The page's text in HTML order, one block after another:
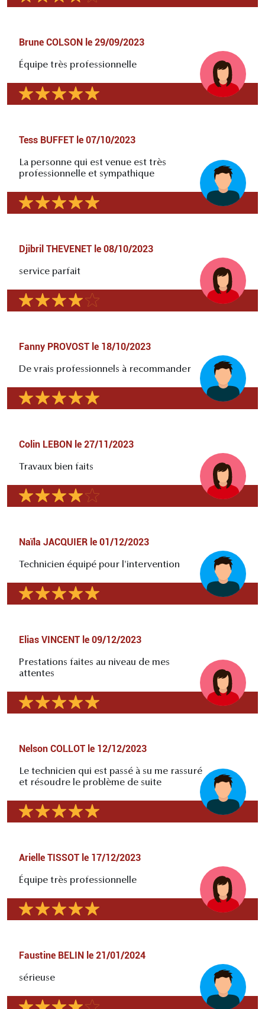
Brune COLSON le 29/09/2023
Équipe très professionnelle
Tess BUFFET le 07/10/2023
La personne qui est venue est très
professionnelle et sympathique
Djibril THEVENET le 08/10/2023
service parfait
Fanny PROVOST le 18/10/2023
De vrais professionnels à recommander
Colin LEBON le 27/11/2023
Travaux bien faits
Naïla JACQUIER le 01/12/2023
Technicien équipé pour l'intervention
Elias VINCENT le 09/12/2023
Prestations faites au niveau de mes
attentes
Nelson COLLOT le 12/12/2023
Le technicien qui est passé à su me rassuré
et résoudre le problème de suite
Arielle TISSOT le 17/12/2023
Équipe très professionnelle
Faustine BELIN le 21/01/2024
sérieuse